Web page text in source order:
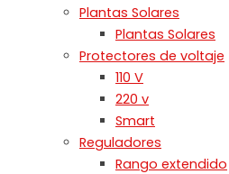
Plantas Solares
Plantas Solares
Protectores de voltaje
110 V
220 v
Smart
Reguladores
Rango extendido